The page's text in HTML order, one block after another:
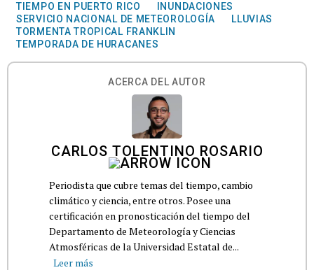
TIEMPO EN PUERTO RICO
INUNDACIONES
SERVICIO NACIONAL DE METEOROLOGÍA
LLUVIAS
TORMENTA TROPICAL FRANKLIN
TEMPORADA DE HURACANES
ACERCA DEL AUTOR
CARLOS TOLENTINO ROSARIO
Periodista que cubre temas del tiempo, cambio
climático y ciencia, entre otros. Posee una
certificación en pronosticación del tiempo del
Departamento de Meteorología y Ciencias
Atmosféricas de la Universidad Estatal de...
Leer más